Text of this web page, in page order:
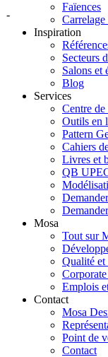
-
Faïences
Carrelage
Inspiration
Secteurs
Salons et
Blog
Services
Centre de
Outils en
Pattern
Cahiers
Livres et
QB
Mosa
Tout sur
Qualité et
Emplois
Contact
Mosa
Point de
Contact